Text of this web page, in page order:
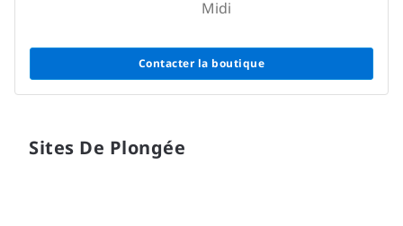
Midi
Contacter la boutique
Sites De Plongée